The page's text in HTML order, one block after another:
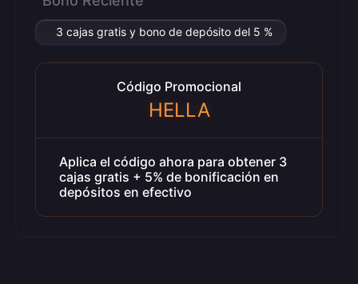
3 cajas gratis y bono de depósito del 5 %
Código Promocional
HELLA
Aplica el código ahora para obtener 3
cajas gratis + 5% de bonificación en
depósitos en efectivo